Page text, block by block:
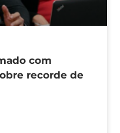
com
recorde de